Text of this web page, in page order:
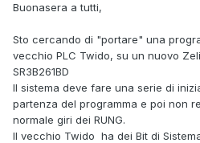
Buonasera a tutti,
Sto cercando di "portare" una
vecchio PLC Twido, su un nuovo
SR3B261BD
Il sistema deve fare una serie di
partenza del programma e poi non
normale giri dei RUNG.
Il vecchio Twido ha dei Bit di